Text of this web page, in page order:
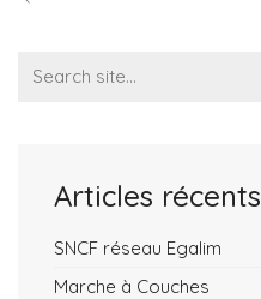
for:
Articles récents
SNCF réseau Egalim
Marche à Couches